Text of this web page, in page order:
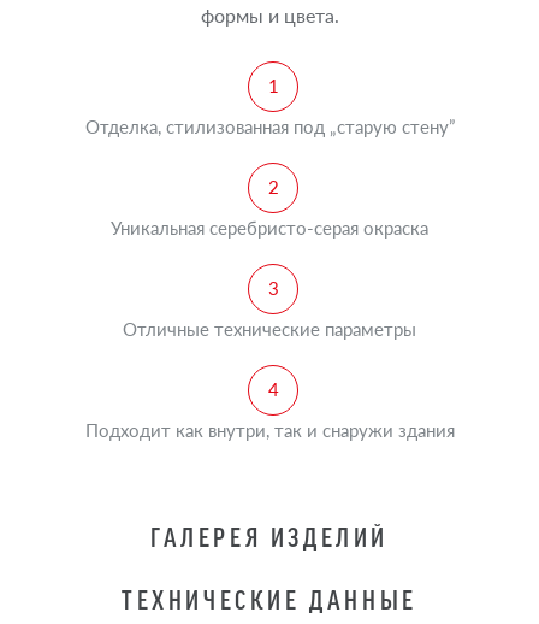
формы и цвета.
Отделка, стилизованная под „старую стену”
Уникальная серебристо-серая окраска
Отличные технические параметры
Подходит как внутри, так и снаружи здания
ГАЛЕРЕЯ ИЗДЕЛИЙ
ТЕХНИЧЕСКИЕ ДАННЫЕ